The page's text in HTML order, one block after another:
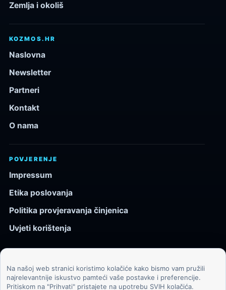
Zemlja i okoliš
KOZMOS.HR
Naslovna
Newsletter
Partneri
Kontakt
O nama
POVJERENJE
Impressum
Etika poslovanja
Politika provjeravanja činjenica
Uvjeti korištenja
© 2026 Kozmos.hr. Sva prava pridržana.
Na našoj web stranici koristimo kolačiće kako bismo vam pružili
najrelevantnije iskustvo pamteći vaše postavke i preferencije.
Pritiskom na "Prihvati" pristajete na upotrebu SVIH kolačića.